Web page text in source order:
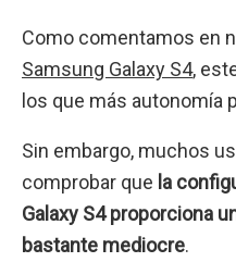
Como comentamos en
Samsung Galaxy S4,
los que más autonomía
Sin embargo, muchos
comprobar que la
Galaxy S4 proporciona
bastante mediocre.